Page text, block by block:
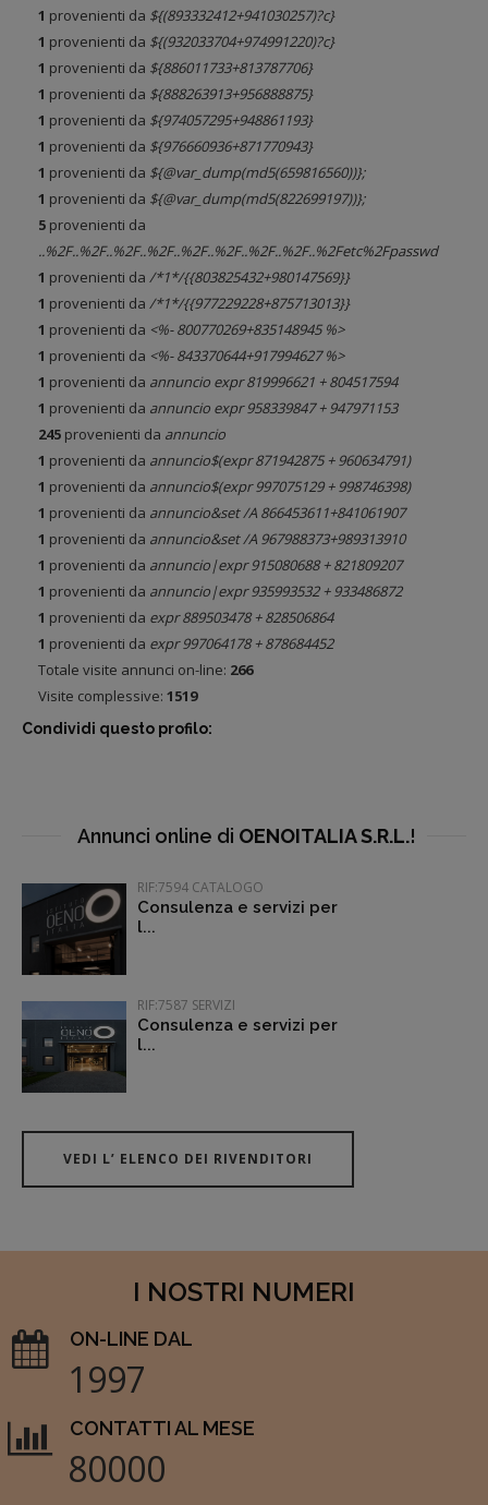
1 provenienti da ${(893332412+941030257)?c}
1 provenienti da ${(932033704+974991220)?c}
1 provenienti da ${886011733+813787706}
1 provenienti da ${888263913+956888875}
1 provenienti da ${974057295+948861193}
1 provenienti da ${976660936+871770943}
1 provenienti da ${@var_dump(md5(659816560))};
1 provenienti da ${@var_dump(md5(822699197))};
5 provenienti da
..%2F..%2F..%2F..%2F..%2F..%2F..%2F..%2F..%2Fetc%2Fpasswd
1 provenienti da /*1*/{{803825432+980147569}}
1 provenienti da /*1*/{{977229228+875713013}}
1 provenienti da <%- 800770269+835148945 %>
1 provenienti da <%- 843370644+917994627 %>
1 provenienti da annuncio expr 819996621 + 804517594
1 provenienti da annuncio expr 958339847 + 947971153
245 provenienti da annuncio
1 provenienti da annuncio$(expr 871942875 + 960634791)
1 provenienti da annuncio$(expr 997075129 + 998746398)
1 provenienti da annuncio&set /A 866453611+841061907
1 provenienti da annuncio&set /A 967988373+989313910
1 provenienti da annuncio|expr 915080688 + 821809207
1 provenienti da annuncio|expr 935993532 + 933486872
1 provenienti da expr 889503478 + 828506864
1 provenienti da expr 997064178 + 878684452
Totale visite annunci on-line: 266
Visite complessive: 1519
Condividi questo profilo:
Annunci online di OENOITALIA S.R.L.!
RIF:7594 CATALOGO
Consulenza e servizi per
l...
RIF:7587 SERVIZI
Consulenza e servizi per
l...
VEDI L’ ELENCO DEI RIVENDITORI
I NOSTRI NUMERI
ON-LINE DAL
1997
CONTATTI AL MESE
80000